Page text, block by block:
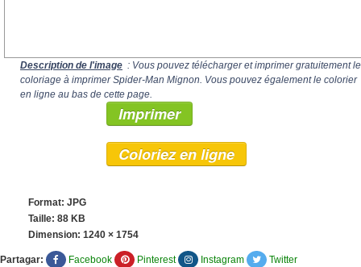
Description de l'image : Vous pouvez télécharger et imprimer gratuitement le
coloriage à imprimer Spider-Man Mignon. Vous pouvez également le colorier
en ligne au bas de cette page.
Imprimer
Coloriez en ligne
Format: JPG
Taille: 88 KB
Dimension: 1240 × 1754
Partagar: Facebook Pinterest Instagram Twitter